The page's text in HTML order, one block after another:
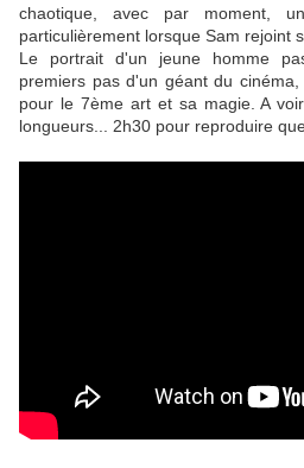
chaotique, avec par moment,
particulièrement lorsque Sam rejoint
Le portrait d'un jeune homme
premiers pas d'un géant du
pour le 7ème art et sa magie. A
longueurs... 2h30 pour reproduire